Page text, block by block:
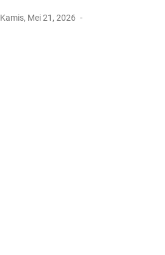
Kamis, Mei 21, 2026